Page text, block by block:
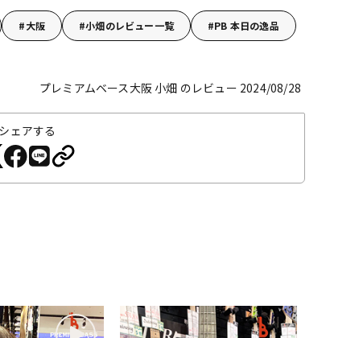
大阪 小畑のレビュー一覧 PB 本日の逸品
プレミアムベース大阪 小畑 のレビュー 2024/08/28
シェアする